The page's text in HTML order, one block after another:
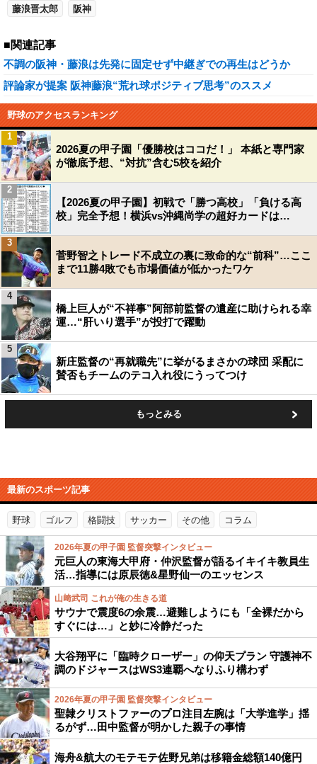
藤浪晋太郎 阪神
■関連記事
不調の阪神・藤浪は先発に固定せず中継ぎでの再生はどうか
評論家が提案 阪神藤浪“荒れ球ポジティブ思考”のススメ
野球のアクセスランキング
2026夏の甲子園「優勝校はココだ！」 本紙と専門家
が徹底予想、“対抗”含む5校を紹介
1
【2026夏の甲子園】初戦で「勝つ高校」「負ける高
校」完全予想！横浜vs沖縄尚学の超好カードは…
2
菅野智之トレード不成立の裏に致命的な“前科”…ここ
まで11勝4敗でも市場価値が低かったワケ
3
橋上巨人が“不祥事”阿部前監督の遺産に助けられる幸
運…“肝いり選手”が投打で躍動
4
新庄監督の“再就職先”に挙がるまさかの球団 采配に
賛否もチームのテコ入れ役にうってつけ
5
もっとみる
最新のスポーツ記事
野球 ゴルフ 格闘技 サッカー その他 コラム
2026年夏の甲子園 監督突撃インタビュー
元巨人の東海大甲府・仲沢監督が語るイキイキ教員生
活…指導には原辰徳&星野仙一のエッセンス
山﨑武司 これが俺の生きる道
サウナで震度6の余震…避難しようにも「全裸だから
すぐには…」と妙に冷静だった
大谷翔平に「臨時クローザー」の仰天プラン 守護神不
調のドジャースはWS3連覇へなりふり構わず
2026年夏の甲子園 監督突撃インタビュー
聖隷クリストファーのプロ注目左腕は「大学進学」揺
るがず…田中監督が明かした親子の事情
海舟&航大のモテモテ佐野兄弟は移籍金総額140億円